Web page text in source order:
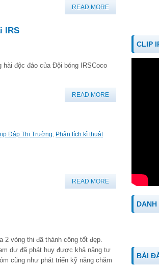
READ MORE
IRS
độc đáo của Đội bóng IRSCoco
READ MORE
Đập Thị Trường, Phân tích kĩ thuật
READ MORE
2 vòng thi đã thành công tốt đẹp.
dự đã phát huy được khả năng tư
cũng như phát triển kỹ năng chăm
CLIP
DANH
BÀI